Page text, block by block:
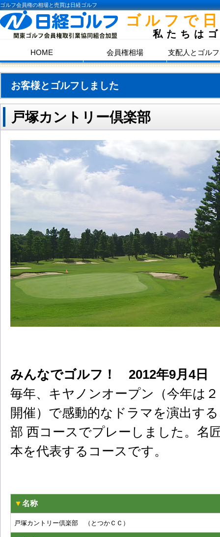
ゴルフ会員権の相場と売買は日経ゴルフ
ゴルフで
私たちは
HOME 会員権相場 支配人とゴル
お客様とゴルフしました
戸塚カントリー倶楽部
みんなでゴルフ！ 2012年9月4日
毎年、キヤノンオープン（今年は
開催）で感動的なドラマを演出す
部 西コースでプレーしました。名
本を代表するコースです。
▼名称
戸塚カントリー倶楽部 （とつかＣＣ）